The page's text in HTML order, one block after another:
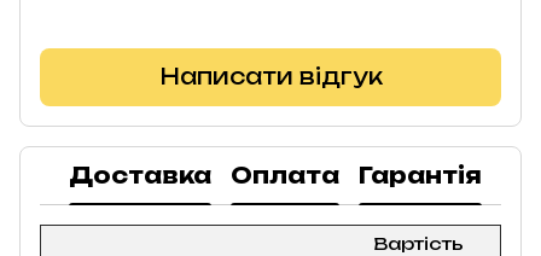
Написати відгук
Доставка Оплата Гарантія
Вартість